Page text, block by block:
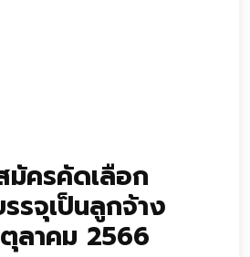
มัครคัดเลือก
รจุเป็นลูกจ้าง
ลาคม 2566